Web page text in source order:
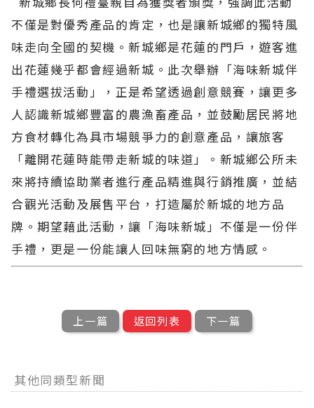
不僅是對優秀產品的肯定，也是讓新城鄉的獨特風
味走向全國的契機。新城鄉是花蓮的門戶，遊客進
出花蓮幾乎都會經過新城。此次舉辦「海味新城伴
手禮選拔活動」，正是希望透過創意競賽，讓更多
人認識新城鄉豐富的農漁畜產品，並鼓勵居民將地
方食材轉化為具市場競爭力的創意產品，讓旅客
「離開花蓮時能帶走新城的味道」。新城鄉公所未
來將持續協助業者進行產品精進與行銷推廣，並結
合觀光活動及展售平台，打造屬於新城的地方品
牌。期望藉此活動，讓「海味新城」不僅是一份伴
手禮，更是一份能讓人回味無窮的地方情感。
上一篇 返回列表 下一篇
其他同類型新聞